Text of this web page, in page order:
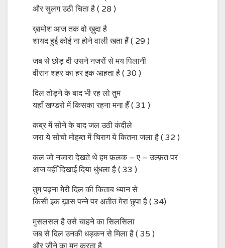
और सुलग उठी चिता है ( 28 )
ख़ामोश आज तक वो ख़ुदा है
शायद हुई कोई ना होने वाली खता हैँ ( 29 )
जब से छोड़ दी उसने नजरों से मय पिलानी
वीरान शहर का हर इक आहता है ( 30 )
दिल तोड़ने के बाद भी रह लो तुम
यहाँ खण्डरो में किसका रहना मना हैँ ( 31 )
कब्र में सोने के बाद जल उठी कंदीले
जरा ये सोचो मोहब्त में चिराग ये कितना जला है ( 32 )
कल जो नजारा देखते थे हम फ़लक – ए – उल्फ़त पर
आज वहीँ दिखाई दिया धुंधला है ( 33 )
तुम पढ़ना मेरी दिल की किताब ध्यान से
किसी इक ख़ास पन्ने पर अतीत मेरा छुपा है ( 34)
मुसलसल है उसे चाहने का सिलसिला
जब से दिल उनकी धड़कन से मिला है ( 35 )
और जीने का मन करता है